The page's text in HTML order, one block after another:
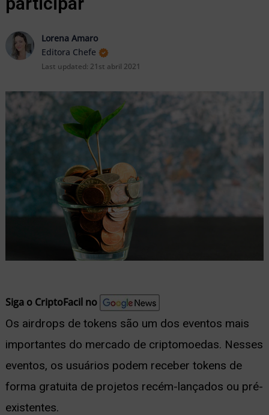
Lorena Amaro
Editora Chefe
Last updated: 21st abril 2021
Siga o CriptoFacil no
Os airdrops de tokens são um dos eventos mais
importantes do mercado de criptomoedas. Nesses
eventos, os usuários podem receber tokens de
forma gratuita de projetos recém-lançados ou pré-
existentes.